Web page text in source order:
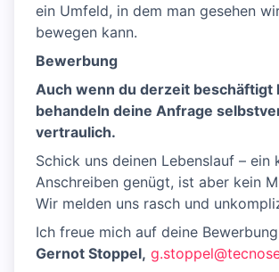
ein Umfeld, in dem man gesehen
bewegen kann.
Bewerbung
Auch wenn du derzeit beschäftigt
behandeln deine Anfrage
vertraulich.
Schick uns deinen Lebenslauf – ein
Anschreiben genügt, ist aber kein
Wir melden uns rasch und
Ich freue mich auf deine
Gernot Stoppel,